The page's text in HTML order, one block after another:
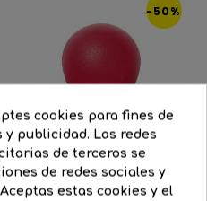
-50%
cookies para fines de
publicidad. Las redes
de terceros se
de redes sociales y
estas cookies y el